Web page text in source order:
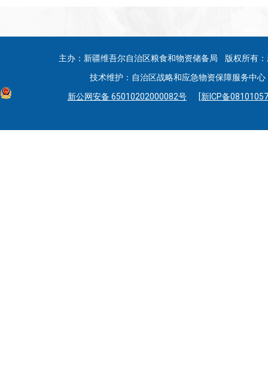
主办：新疆维吾尔自治区粮食和物资储备局 版权所有
技术维护：自治区战略和应急物资保障服务中
新公网安备 65010202000082号
[新ICP备